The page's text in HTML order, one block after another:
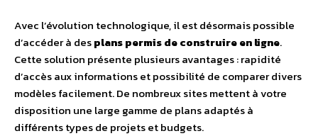
Avec l’évolution technologique, il est désormais possible
d’accéder à desplans permis de construire en ligne.
Cette solution présente plusieurs avantages : rapidité
d’accès aux informations et possibilité de comparer divers
modèles facilement. De nombreux sites mettent à votre
disposition une large gamme de plans adaptés à
différents types de projets et budgets.